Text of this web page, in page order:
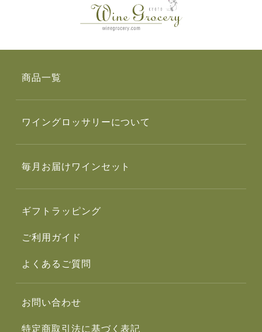
商品一覧
ワイングロッサリーについて
毎月お届けワインセット
ギフトラッピング
ご利用ガイド
よくあるご質問
お問い合わせ
特定商取引法に基づく表記